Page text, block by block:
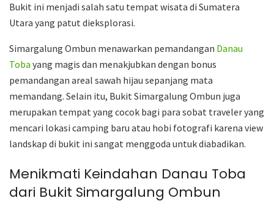
Bukit ini menjadi salah satu tempat wisata di Sumatera
Utara yang patut dieksplorasi.
Simargalung Ombun menawarkan pemandangan Danau
Toba yang magis dan menakjubkan dengan bonus
pemandangan areal sawah hijau sepanjang mata
memandang. Selain itu, Bukit Simargalung Ombun juga
merupakan tempat yang cocok bagi para sobat traveler yang
mencari lokasi camping baru atau hobi fotografi karena view
landskap di bukit ini sangat menggoda untuk diabadikan.
Menikmati Keindahan Danau Toba
dari Bukit Simargalung Ombun